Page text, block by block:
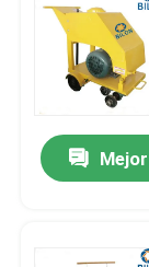
Éntrenos
Noticias
Pida una cita